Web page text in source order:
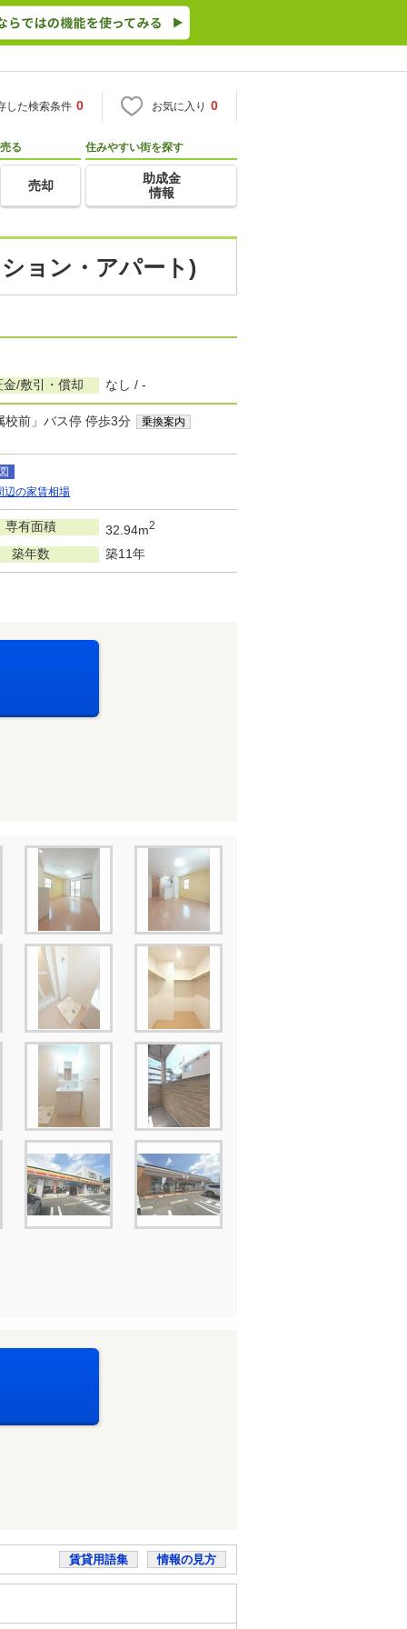
した検索条件 0 お気に入り 0
売る
売却
住みやすい街を探す
助成金
情報
ョン・アパート)
金/敷引・償却 なし / -
前」バス停 停歩3分 乗換案内
辺の家賃相場
専有面積 32.94m2
築年数 築11年
賃貸用語集 情報の見方